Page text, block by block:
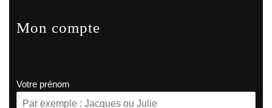
Mon compte
Votre prénom